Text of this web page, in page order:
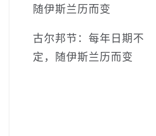
随伊斯兰历而变
古尔邦节：­每年日期不
定，随伊斯兰历而变